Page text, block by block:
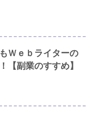
Ｗｅｂライターの
【副業のすすめ】